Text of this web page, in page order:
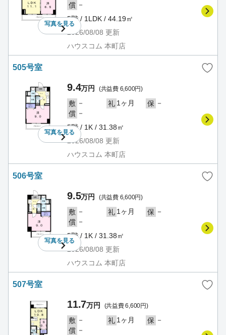
写真を見る
償 －
5階 / 1LDK / 44.19㎡
2026/08/08 更新
ハウスコム 本町店
505号室
写真を見る
9.4万円 (共益費 6,600円)
敷 － 礼 1ヶ月 保 －
償 －
5階 / 1K / 31.38㎡
2026/08/08 更新
ハウスコム 本町店
506号室
写真を見る
9.5万円 (共益費 6,600円)
敷 － 礼 1ヶ月 保 －
償 －
5階 / 1K / 31.38㎡
2026/08/08 更新
ハウスコム 本町店
507号室
11.7万円 (共益費 6,600円)
敷 － 礼 1ヶ月 保 －
償 －